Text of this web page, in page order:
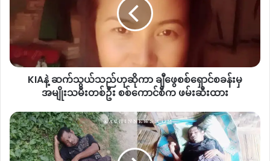
ဟု
ကာ
ဖွေ
မှ
အမျိုးသမီး
တစ်
ဦး
KIAနဲ့ ဆက်သွယ်သည်ဟုဆိုကာ ချီဖွေစစ်ရှောင်စခန်းမှ
အမျိုးသမီးတစ်ဦး စစ်ကောင်စီက ဖမ်းဆီးထား
အာဏာသိမ်း
စစ်တပ်
က
ကား